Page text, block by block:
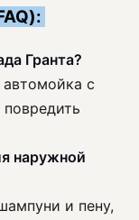
Гранта?
автомойка с
наружной
и пену,